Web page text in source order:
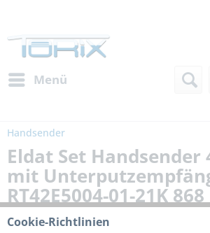
Menü
Handsender
Eldat Set Handsender
mit
RT42E5004-01-21K
1 Kanal
Cookie-Richtlinien